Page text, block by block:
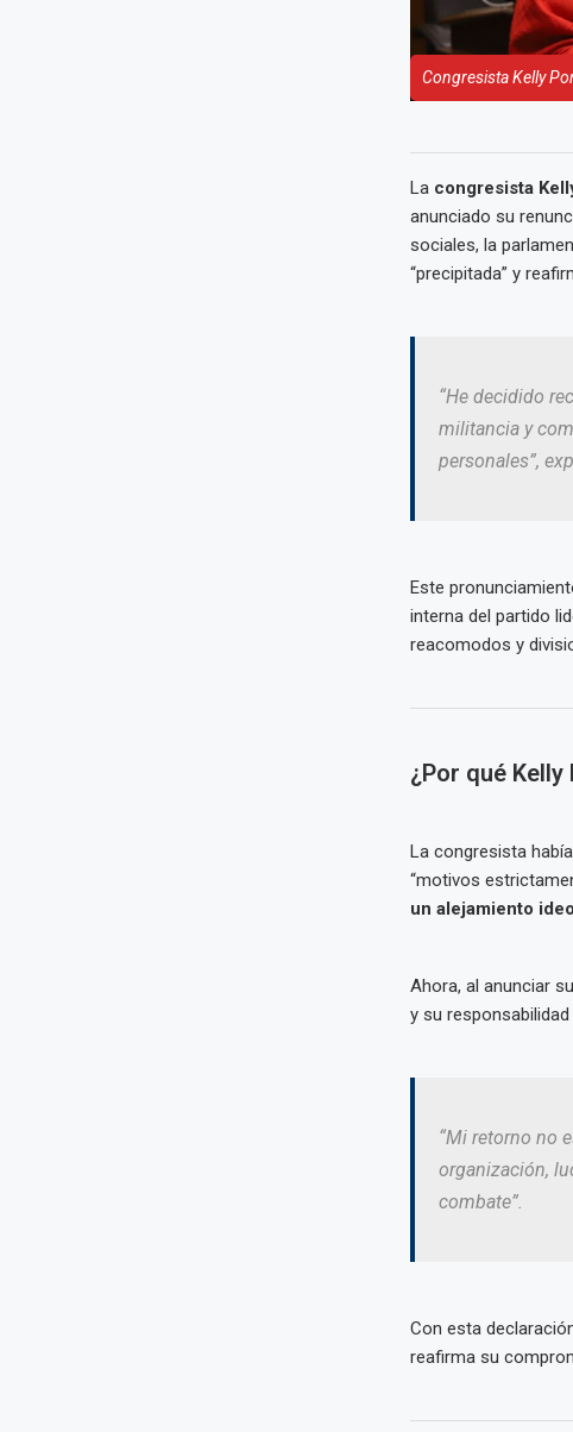
Congresista Kelly
La congresista
anunciado su
sociales, la
“precipitada” y
“He decidido
militancia y
personales”,
Este
interna del partido
reacomodos y
¿Por qué
La congresista
“motivos
un alejamiento
Ahora, al anunciar
y su
“Mi retorno no
organización,
combate”.
Con esta
reafirma su